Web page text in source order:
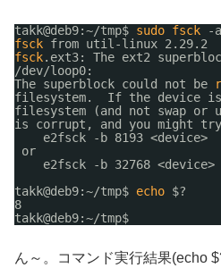
takk@deb9:~/tmp$ sudo fsck -a
fsck from util-linux 2.29.2
fsck.ext3: The ext2
/dev/loop0:
The superblock could not be
filesystem.  If the device
filesystem (and not swap or
is corrupt, and you might
e2fsck -b 8193 <device>
or
e2fsck -b 32768 <device>
takk@deb9:~/tmp$ echo $?
8
takk@deb9:~/tmp$
ん～。コマンド実行結果(echo